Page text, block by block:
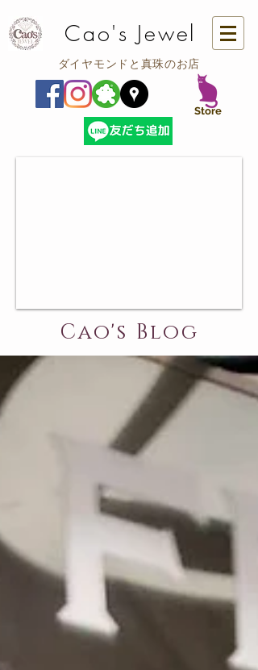
Cao's Jewel
ダイヤモンドと真珠のお店
​Store
Cao's Blog